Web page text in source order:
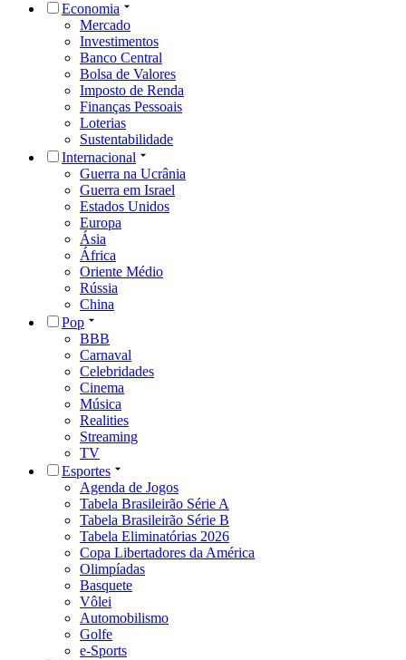
Economia
Mercado
Investimentos
Banco Central
Bolsa de Valores
Imposto de Renda
Finanças Pessoais
Loterias
Sustentabilidade
Internacional
Guerra na Ucrânia
Guerra em Israel
Estados Unidos
Europa
Ásia
África
Oriente Médio
Rússia
China
Pop
BBB
Carnaval
Celebridades
Cinema
Música
Realities
Streaming
TV
Esportes
Agenda de Jogos
Tabela Brasileirão Série A
Tabela Brasileirão Série B
Tabela Eliminatórias 2026
Copa Libertadores da América
Olimpíadas
Basquete
Vôlei
Automobilismo
Golfe
e-Sports